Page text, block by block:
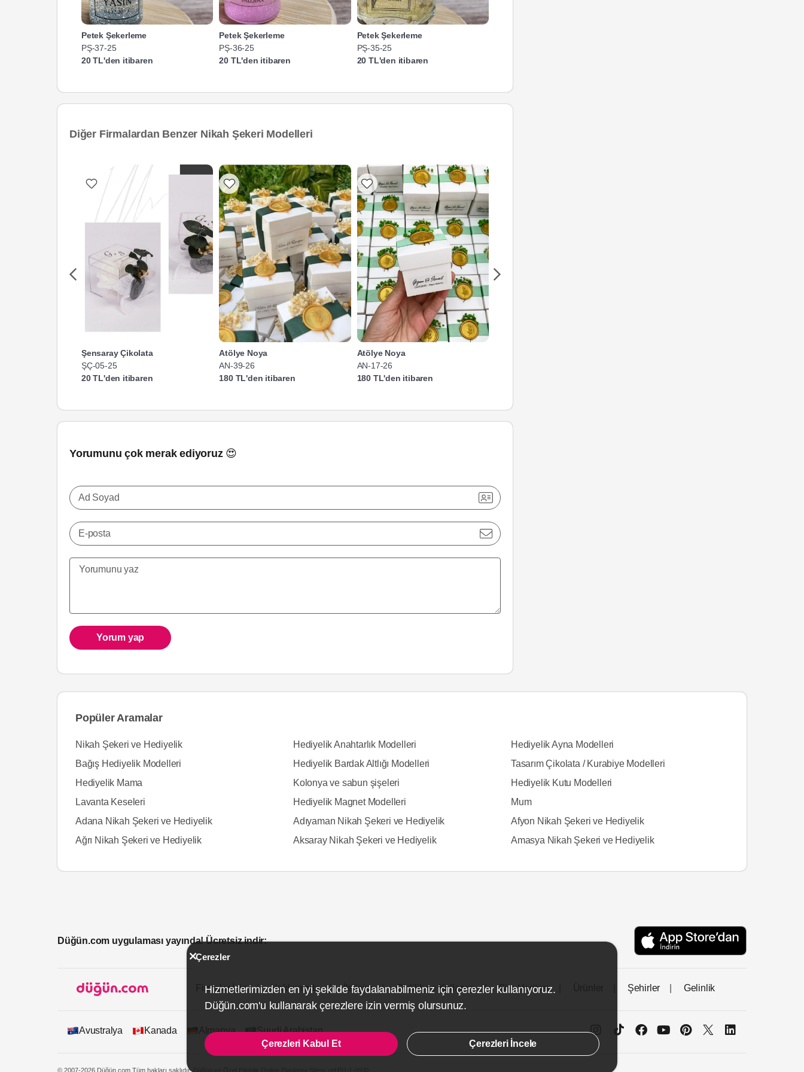
Petek Şekerleme
PŞ-37-25
20 TL'den itibaren
Petek Şekerleme
PŞ-36-25
20 TL'den itibaren
Petek Şekerleme
PŞ-35-25
20 TL'den itibaren
Diğer Firmalardan Benzer Nikah Şekeri Modelleri
Şensaray Çikolata
ŞÇ-05-25
20 TL'den itibaren
Atölye Noya
AN-39-26
180 TL'den itibaren
Atölye Noya
AN-17-26
180 TL'den itibaren
Yorumunu çok merak ediyoruz 😍
Ad Soyad
E-posta
Yorum yap
Popüler Aramalar
Nikah Şekeri ve Hediyelik Hediyelik Anahtarlık Modelleri
Hediyelik Ayna Modelleri
Bağış Hediyelik Modelleri
Hediyelik Bardak Altlığı Modelleri
Tasarım Çikolata / Kurabiye Modelleri
Hediyelik Mama
Kolonya ve sabun şişeleri
Hediyelik Kutu Modelleri
Lavanta Keseleri
Hediyelik Magnet Modelleri
Mum
Adana Nikah Şekeri ve Hediyelik
Adıyaman Nikah Şekeri ve Hediyelik
Afyon Nikah Şekeri ve Hediyelik
Ağrı Nikah Şekeri ve Hediyelik
Aksaray Nikah Şekeri ve Hediyelik Amasya Nikah Şekeri ve Hediyelik
Düğün.com uygulaması yayında! Ücretsiz indir:
Firmalar İçin Hakkımızda İletişim Gizlilik ve Kullanım Site Haritası Şehirler Gelinlik
Avustralya Kanada Almanya Suudi Arabistan
© 2007-2026 Düğün.com Tüm hakları saklıdır. Düğün ve Özel Etkinlik Online Planlama Sitesi.
Çerezler
Hizmetlerimizden en iyi şekilde faydalanabilmeniz için çerezler kullanıyoruz.
Düğün.com'u kullanarak çerezlere izin vermiş olursunuz.
Çerezleri Kabul Et Çerezleri İncele